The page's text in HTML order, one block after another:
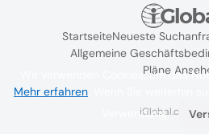
StartseiteNeueste
Allgemeine
Pläne
iGlobal.co @
Wir verwenden Cookies, um das
Mehr erfahren
Verwendung.